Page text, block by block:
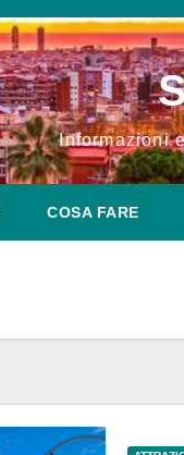
Informazioni
COSA FARE